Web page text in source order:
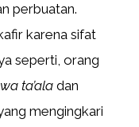
perbuatan.
karena sifat
seperti, orang
ta’ala dan
mengingkari